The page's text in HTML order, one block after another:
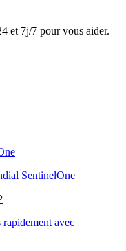
et 7j/7 pour vous aider.
SentinelOne
rapidement avec